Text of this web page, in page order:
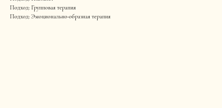
Подход: Групповая терапия
Подход: Эмоционально-образная терапия